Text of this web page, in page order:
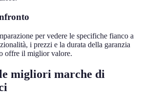
per vedere le specifiche fianco a
i prezzi e la durata della garanzia
offre il miglior valore.
migliori marche di